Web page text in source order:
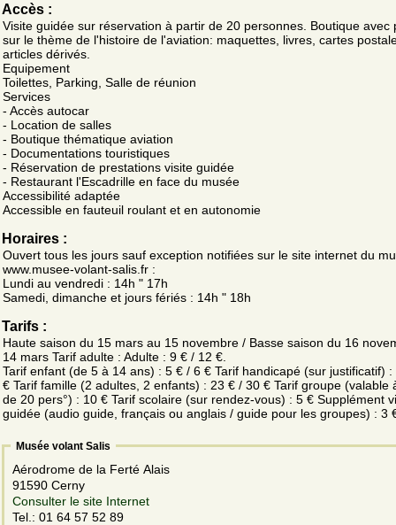
Accès :
Visite guidée sur réservation à partir de 20 personnes. Boutique avec
sur le thème de l'histoire de l'aviation: maquettes, livres, cartes
articles dérivés.
Equipement
Toilettes, Parking, Salle de réunion
Services
- Accès autocar
- Location de salles
- Boutique thématique aviation
- Documentations touristiques
- Réservation de prestations visite guidée
- Restaurant l'Escadrille en face du musée
Accessibilité adaptée
Accessible en fauteuil roulant et en autonomie
Horaires :
Ouvert tous les jours sauf exception notifiées sur le site internet du
www.musee-volant-salis.fr :
Lundi au vendredi : 14h " 17h
Samedi, dimanche et jours fériés : 14h " 18h
Tarifs :
Haute saison du 15 mars au 15 novembre / Basse saison du 16
14 mars Tarif adulte : Adulte : 9 € / 12 €.
Tarif enfant (de 5 à 14 ans) : 5 € / 6 € Tarif handicapé (sur justificatif) :
€ Tarif famille (2 adultes, 2 enfants) : 23 € / 30 € Tarif groupe (valable
de 20 pers°) : 10 € Tarif scolaire (sur rendez-vous) : 5 € Supplément
guidée (audio guide, français ou anglais / guide pour les groupes) : 3
Musée volant Salis
Aérodrome de la Ferté Alais
91590 Cerny
Consulter le site Internet
Tel.: 01 64 57 52 89